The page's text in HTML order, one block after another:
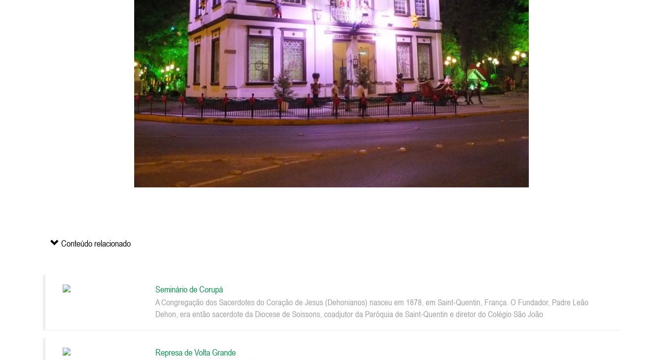
Conteúdo relacionado
Seminário de Corupá
A Congregação dos Sacerdotes do Coração de Jesus (Dehonianos) nasceu em 1878, em Saint-Quentin, França. O Fundador, Padre Leão
Dehon, era então sacerdote da Diocese de Soissons, coadjutor da Paróquia de Saint-Quentin e diretor do Colégio São João
Represa de Volta Grande